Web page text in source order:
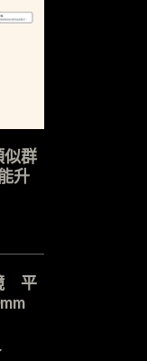
似群
升
平